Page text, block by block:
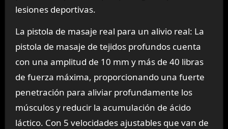
lesiones deportivas.
La pistola de masaje real para un alivio real: La
pistola de masaje de tejidos profundos cuenta
con una amplitud de 10 mm y más de 40 libras
de fuerza máxima, proporcionando una fuerte
penetración para aliviar profundamente los
músculos y reducir la acumulación de ácido
láctico. Con 5 velocidades ajustables que van de